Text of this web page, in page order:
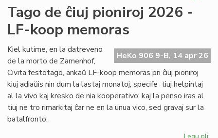
Tago de ĉiuj pioniroj 2026 -
LF-koop memoras
HeKo 906 9-B, 14 apr 26
Kiel kutime, en la datreveno
de la morto de Zamenhof,
Civita festotago, ankaŭ LF-koop memoras pri ĉiuj pioniroj
kiuj adiaŭis nin dum la lastaj monatoj, specife tiuj helpintaj
al la vivo kaj kresko de nia kooperativo; kaj la penso iras al
tiuj ne tro rimarkitaj ĉar ne en la unua vico, sed gravaj sur la
batalfronto.